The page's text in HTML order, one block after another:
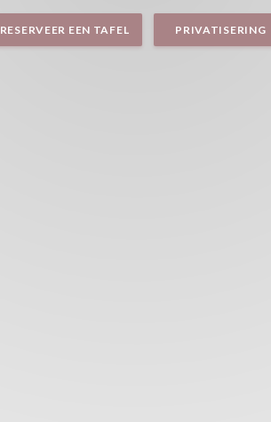
RESERVEER EEN TAFEL PRIVATISERING